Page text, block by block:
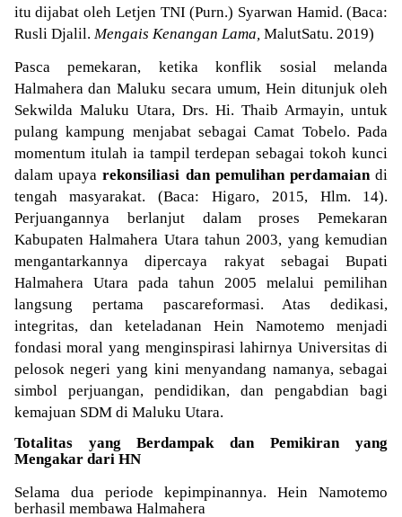
itu dijabat oleh Letjen TNI (Purn.) Syarwan Hamid. (Baca:
Rusli Djalil. Mengais Kenangan Lama, MalutSatu. 2019)
Pasca pemekaran, ketika konflik sosial melanda
Halmahera dan Maluku secara umum, Hein ditunjuk oleh
Sekwilda Maluku Utara, Drs. Hi. Thaib Armayin, untuk
pulang kampung menjabat sebagai Camat Tobelo. Pada
momentum itulah ia tampil terdepan sebagai tokoh kunci
dalam upayarekonsiliasi dan pemulihan perdamaiandi
tengah masyarakat. (Baca: Higaro, 2015, Hlm. 14).
Perjuangannya berlanjut dalam proses Pemekaran
Kabupaten Halmahera Utara tahun 2003, yang kemudian
mengantarkannya dipercaya rakyat sebagai Bupati
Halmahera Utara pada tahun 2005 melalui pemilihan
langsung pertama pascareformasi. Atas dedikasi,
integritas, dan keteladanan Hein Namotemo menjadi
fondasi moral yang menginspirasi lahirnya Universitas di
pelosok negeri yang kini menyandang namanya, sebagai
simbol perjuangan, pendidikan, dan pengabdian bagi
kemajuan SDM di Maluku Utara.
Totalitas yang Berdampak dan Pemikiran yang
Mengakar dari HN
Selama dua periode kepimpinannya. Hein Namotemo
berhasil membawa Halmahera